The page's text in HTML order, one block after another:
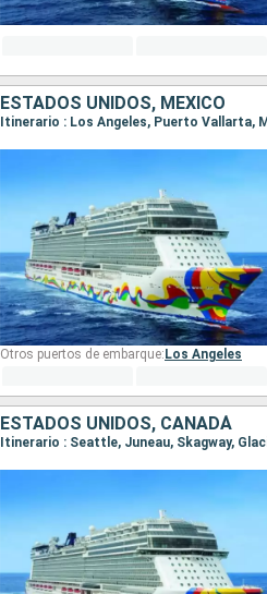
ESTADOS UNIDOS, MÉXICO
Itinerario : Los Angeles, Puerto Vallarta,
Otros puertos de embarque: Los Angeles
ESTADOS UNIDOS, CANADÁ
Itinerario : Seattle, Juneau, Skagway,